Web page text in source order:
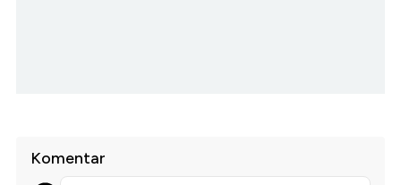
Komentar